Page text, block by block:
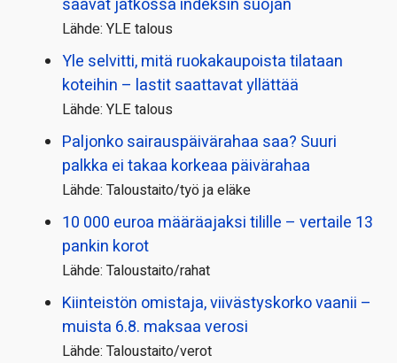
saavat jatkossa indeksin suojan
Lähde: YLE talous
Yle selvitti, mitä ruokakaupoista tilataan
koteihin – lastit saattavat yllättää
Lähde: YLE talous
Paljonko sairauspäivä­rahaa saa? Suuri
palkka ei takaa korkeaa päivärahaa
Lähde: Taloustaito/työ ja eläke
10 000 euroa määräajaksi tilille – vertaile 13
pankin korot
Lähde: Taloustaito/rahat
Kiinteistön omistaja, viivästyskorko vaanii –
muista 6.8. maksaa verosi
Lähde: Taloustaito/verot